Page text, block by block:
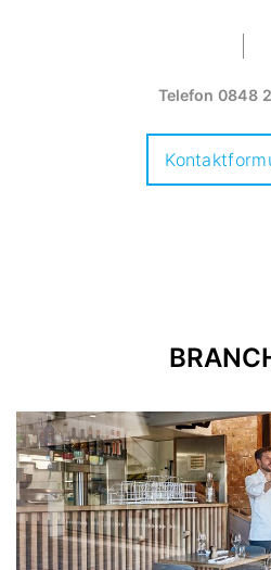
Telefon 0848